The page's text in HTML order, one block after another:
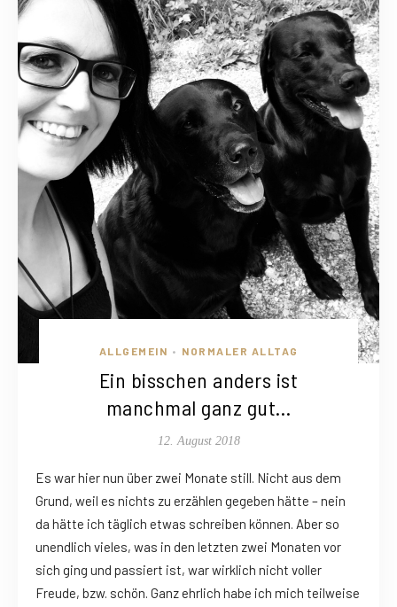
ALLGEMEIN • NORMALER ALLTAG
Ein bisschen anders ist
manchmal ganz gut…
12. August 2018
Es war hier nun über zwei Monate still. Nicht aus dem
Grund, weil es nichts zu erzählen gegeben hätte – nein
da hätte ich täglich etwas schreiben können. Aber so
unendlich vieles, was in den letzten zwei Monaten vor
sich ging und passiert ist, war wirklich nicht voller
Freude, bzw. schön. Ganz ehrlich habe ich mich teilweise